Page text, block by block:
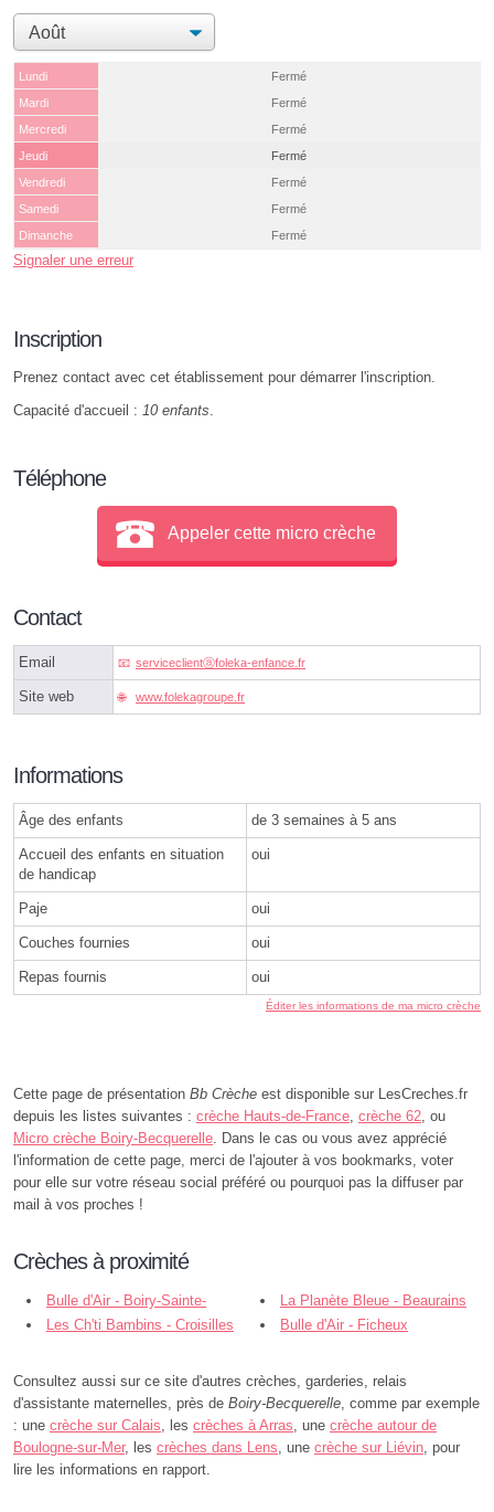
Lundi
Fermé
Mardi
Fermé
Mercredi
Fermé
Jeudi
Fermé
Vendredi
Fermé
Samedi
Fermé
Dimanche
Fermé
Signaler une erreur
Inscription
Prenez contact avec cet établissement pour démarrer l'inscription.
Capacité d'accueil : 10 enfants
Téléphone
Appeler cette micro crèche
Contact
Email serviceclientⓐfoleka-enfance.fr
Site web www.folekagroupe.fr
Informations
Âge des enfants de 3 semaines à 5 ans
Accueil des enfants en situation
de handicap
oui
Paje oui
Couches fournies oui
Repas fournis oui
Éditer les informations de ma micro crèche
Cette page de présentation Bb Crèche est disponible sur LesCreches.fr
depuis les listes suivantes : crèche Hauts-de-France crèche 62 , ou
Micro crèche Boiry-Becquerelle . Dans le cas ou vous avez apprécié
l'information de cette page, merci de l'ajouter à vos bookmarks, voter
pour elle sur votre réseau social préféré ou pourquoi pas la diffuser par
mail à vos proches !
Crèches à proximité
Bulle d'Air - Boiry-Sainte-
Rictrude
La Planète Bleue - Beaurains
Les Ch'ti Bambins - Croisilles
Bulle d'Air - Ficheux
Consultez aussi sur ce site d'autres crèches, garderies, relais
d'assistante maternelles, près de Boiry-Becquerelle , comme par exemple
: une crèche sur Calais , les crèches à Arras , une crèche autour de
Boulogne-sur-Mer, les crèches dans Lens , une crèche sur Liévin , pour
lire les informations en rapport.